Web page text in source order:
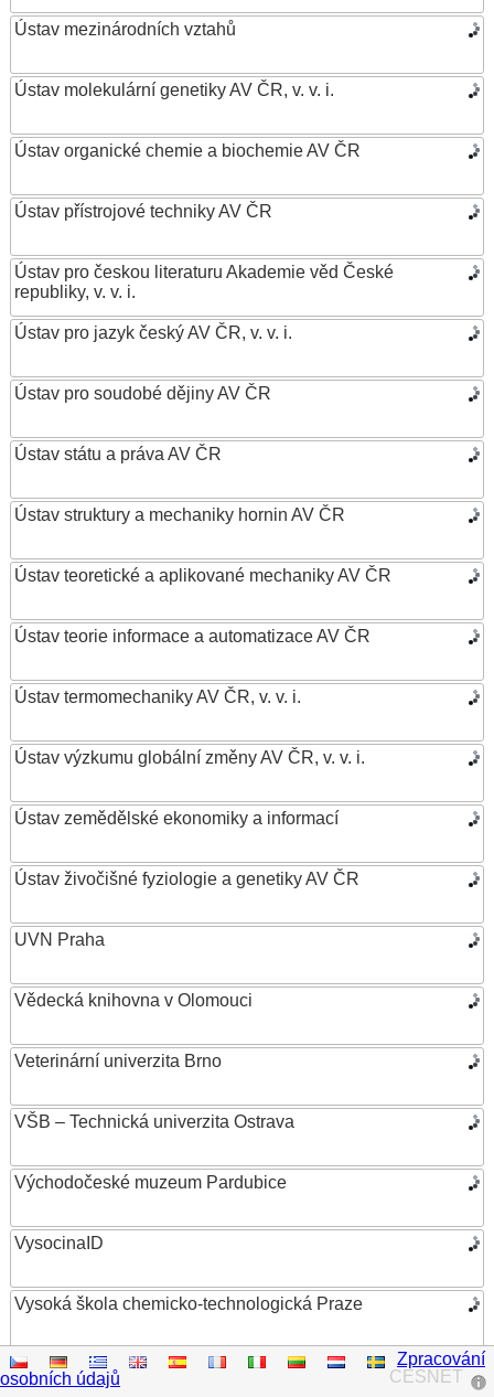
Ústav mezinárodních vztahů
Ústav molekulární genetiky AV ČR, v. v. i.
Ústav organické chemie a biochemie AV ČR
Ústav přístrojové techniky AV ČR
Ústav pro českou literaturu Akademie věd České
republiky, v. v. i.
Ústav pro jazyk český AV ČR, v. v. i.
Ústav pro soudobé dějiny AV ČR
Ústav státu a práva AV ČR
Ústav struktury a mechaniky hornin AV ČR
Ústav teoretické a aplikované mechaniky AV ČR
Ústav teorie informace a automatizace AV ČR
Ústav termomechaniky AV ČR, v. v. i.
Ústav výzkumu globální změny AV ČR, v. v. i.
Ústav zemědělské ekonomiky a informací
Ústav živočišné fyziologie a genetiky AV ČR
UVN Praha
Vědecká knihovna v Olomouci
Veterinární univerzita Brno
VŠB – Technická univerzita Ostrava
Východočeské muzeum Pardubice
VysocinaID
Vysoká škola chemicko-technologická Praze
Vysoká škola ekonomická v Praze
CESNET
Zpracování
osobních údajů